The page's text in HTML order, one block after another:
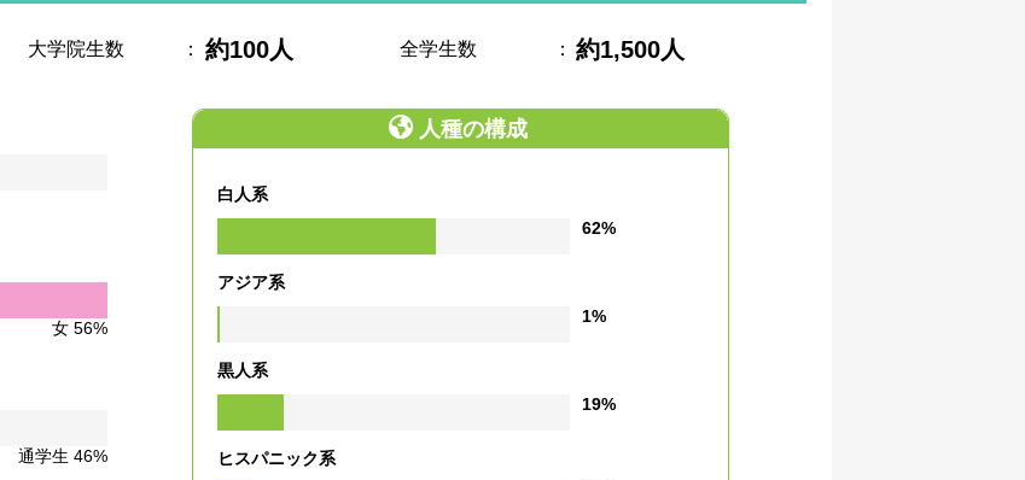
大学院生数 ： 約100人 全学生数 ： 約1,500人
女 56%
通学生 46%
人種の構成
白人系
62%
アジア系
1%
黒人系
19%
ヒスパニック系